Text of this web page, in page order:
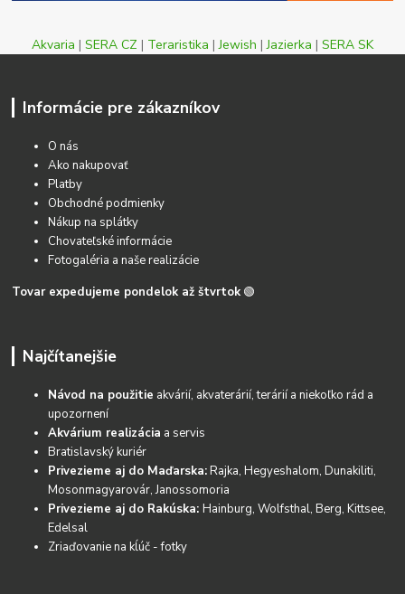
Akvaria | SERA CZ | Teraristika |Jewish |Jazierka | SERA SK
Informácie pre zákazníkov
O nás
Ako nakupovať
Platby
Obchodné podmienky
Nákup na splátky
Chovateľské informácie
Fotogaléria a naše realizácie
Tovar expedujeme pondelok až štvrtok 🟢
Najčítanejšie
Návod na použitie akvárií, akvaterárií, terárií a niekoľko rád a
upozornení
Akvárium realizácia a servis
Bratislavský kuriér
Privezieme aj do Maďarska:Rajka, Hegyeshalom, Dunakiliti,
Mosonmagyarovár, Janossomoria
Privezieme aj do Rakúska:Hainburg, Wolfsthal, Berg, Kittsee,
Edelsal
Zriaďovanie na kĺúč - fotky